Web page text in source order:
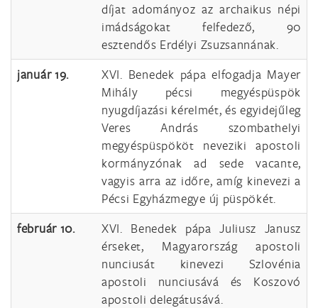
díjat adományoz az archaikus népi
imádságokat felfedező, 90
esztendős Erdélyi Zsuzsannának.
január 19.
XVI. Benedek pápa elfogadja Mayer
Mihály pécsi megyéspüspök
nyugdíjazási kérelmét, és egyidejűleg
Veres András szombathelyi
megyéspüspököt neveziki apostoli
kormányzónak ad sede vacante,
vagyis arra az időre, amíg kinevezi a
Pécsi Egyházmegye új püspökét.
február 10.
XVI. Benedek pápa Juliusz Janusz
érseket, Magyarország apostoli
nunciusát kinevezi Szlovénia
apostoli nunciusává és Koszovó
apostoli delegátusává.